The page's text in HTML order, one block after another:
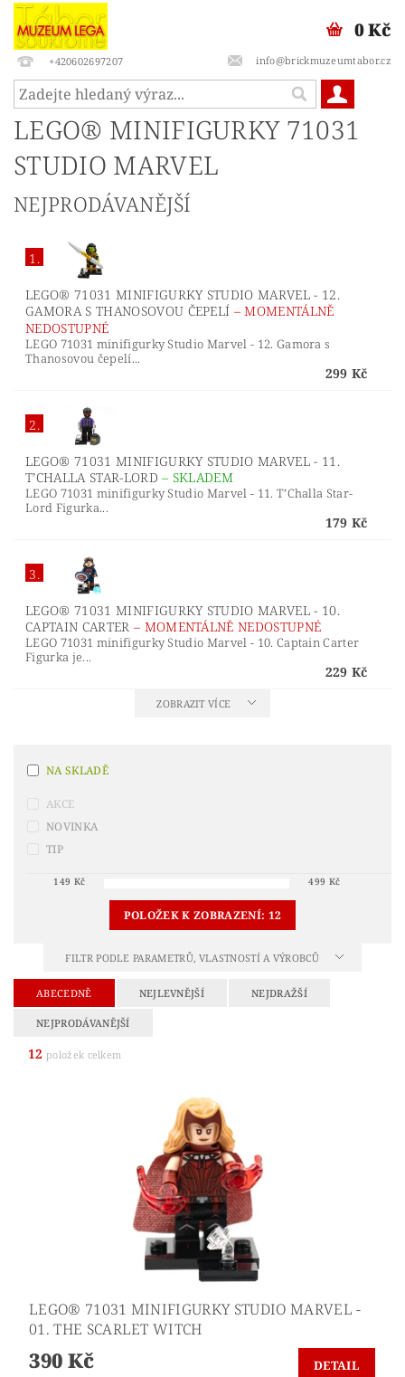
+420602697207 info@brickmuzeumtabor.cz
0 Kč
LEGO® MINIFIGURKY 71031
STUDIO MARVEL
NEJPRODÁVANĚJŠÍ
1.
LEGO® 71031 MINIFIGURKY STUDIO MARVEL - 12.
GAMORA S THANOSOVOU ČEPELÍ –MOMENTÁLNĚ
NEDOSTUPNÉ
LEGO 71031 minifigurky Studio Marvel - 12. Gamora s
Thanosovou čepelí...
299 Kč
2.
LEGO® 71031 MINIFIGURKY STUDIO MARVEL - 11.
T’CHALLA STAR-LORD– SKLADEM
LEGO 71031 minifigurky Studio Marvel - 11. T’Challa Star-
Lord Figurka...
179 Kč
3.
LEGO® 71031 MINIFIGURKY STUDIO MARVEL - 10.
CAPTAIN CARTER – MOMENTÁLNĚ NEDOSTUPNÉ
LEGO 71031 minifigurky Studio Marvel - 10. Captain Carter
Figurka je...
229 Kč
ZOBRAZIT VÍCE
NA SKLADĚ
AKCE
NOVINKA
TIP
149 Kč 499 Kč
POLOŽEK K ZOBRAZENÍ: 12
FILTR PODLE PARAMETRŮ, VLASTNOSTÍ A VÝROBCŮ
ABECEDNĚ NEJLEVNĚJŠÍ NEJDRAŽŠÍ
NEJPRODÁVANĚJŠÍ
12 položek celkem
LEGO® 71031 MINIFIGURKY STUDIO MARVEL -
01. THE SCARLET WITCH
390 Kč DETAIL